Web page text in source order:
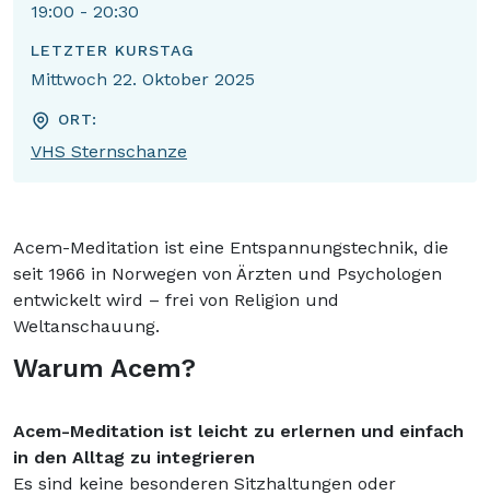
19:00 - 20:30
LETZTER KURSTAG
Mittwoch 22. Oktober 2025
ORT:
VHS Sternschanze
Acem-Meditation ist eine Entspannungstechnik, die
seit 1966 in Norwegen von Ärzten und Psychologen
entwickelt wird – frei von Religion und
Weltanschauung.
Warum Acem?
Acem-Meditation ist leicht zu erlernen und einfach
in den Alltag zu integrieren
Es sind keine besonderen Sitzhaltungen oder